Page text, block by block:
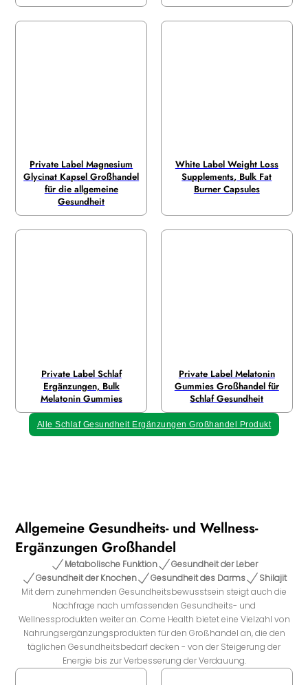
Private Label Magnesium
Glycinat Kapsel Großhandel
für die allgemeine
Gesundheit
White Label Weight Loss
Supplements, Bulk Fat
Burner Capsules
Private Label Schlaf
Ergänzungen, Bulk
Melatonin Gummies
Private Label Melatonin
Gummies Großhandel für
Schlaf Gesundheit
Alle Schlaf Gesundheit Ergänzungen Großhandel Produkt
Allgemeine Gesundheits- und Wellness-
Ergänzungen Großhandel
Metabolische Funktion
Gesundheit der Leber
Gesundheit der Knochen
Gesundheit des Darms
Shilajit
Mit dem zunehmenden Gesundheitsbewusstsein steigt auch die
Nachfrage nach umfassenden Gesundheits- und
Wellnessprodukten weiter an. Come Health bietet eine Vielzahl von
Nahrungsergänzungsprodukten für den Großhandel an, die den
täglichen Gesundheitsbedarf decken - von der Steigerung der
Energie bis zur Verbesserung der Verdauung.